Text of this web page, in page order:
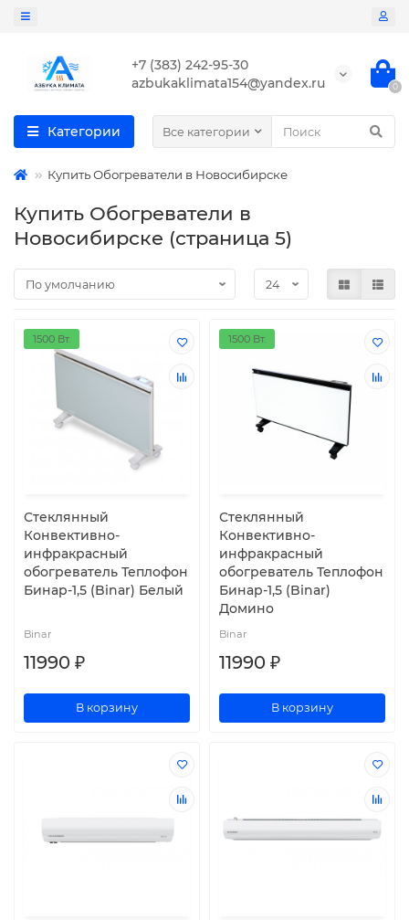
+7 (383) 242-95-30
azbukaklimata154@yandex.ru
0
Категории Все категории
Купить Обогреватели в Новосибирске
Купить Обогреватели в
Новосибирске (страница 5)
1500 Вт.
Стеклянный
Конвективно-
инфракрасный
обогреватель Теплофон
Бинар-1,5 (Binar) Белый
Binar
11990 ₽
В корзину
1500 Вт.
Стеклянный
Конвективно-
инфракрасный
обогреватель Теплофон
Бинар-1,5 (Binar)
Домино
Binar
11990 ₽
В корзину